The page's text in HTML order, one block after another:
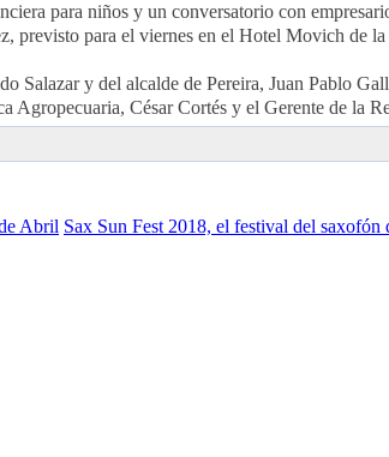
para niños y un conversatorio con
previsto para el viernes en el Hotel Movich de la
Salazar y del alcalde de Pereira, Juan Pablo
César Cortés y el Gerente de la
Abril Sax Sun Fest 2018, el festival del saxofón